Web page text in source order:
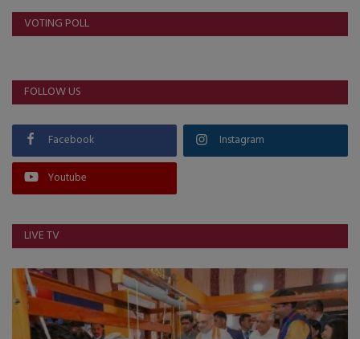
VOTING POLL
FOLLOW US
Facebook Instagram
Youtube
LIVE TV